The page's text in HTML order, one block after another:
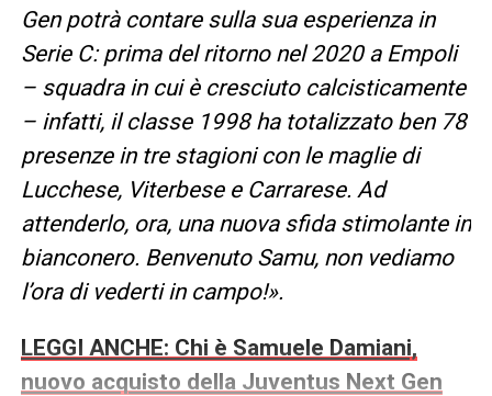
Gen potrà contare sulla sua esperienza in
Serie C: prima del ritorno nel 2020 a Empoli
– squadra in cui è cresciuto calcisticamente
– infatti, il classe 1998 ha totalizzato ben 78
presenze in tre stagioni con le maglie di
Lucchese, Viterbese e Carrarese. Ad
attenderlo, ora, una nuova sfida stimolante in
bianconero. Benvenuto Samu, non vediamo
l’ora di vederti in campo!».
LEGGI ANCHE: Chi è Samuele Damiani,
nuovo acquisto della Juventus Next Gen